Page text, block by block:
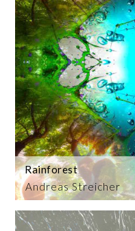
Andreas Streicher
Rainforest